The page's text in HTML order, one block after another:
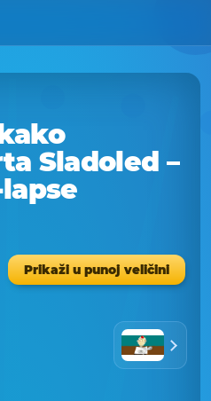
Sladoled –
Prikaži u punoj veličini